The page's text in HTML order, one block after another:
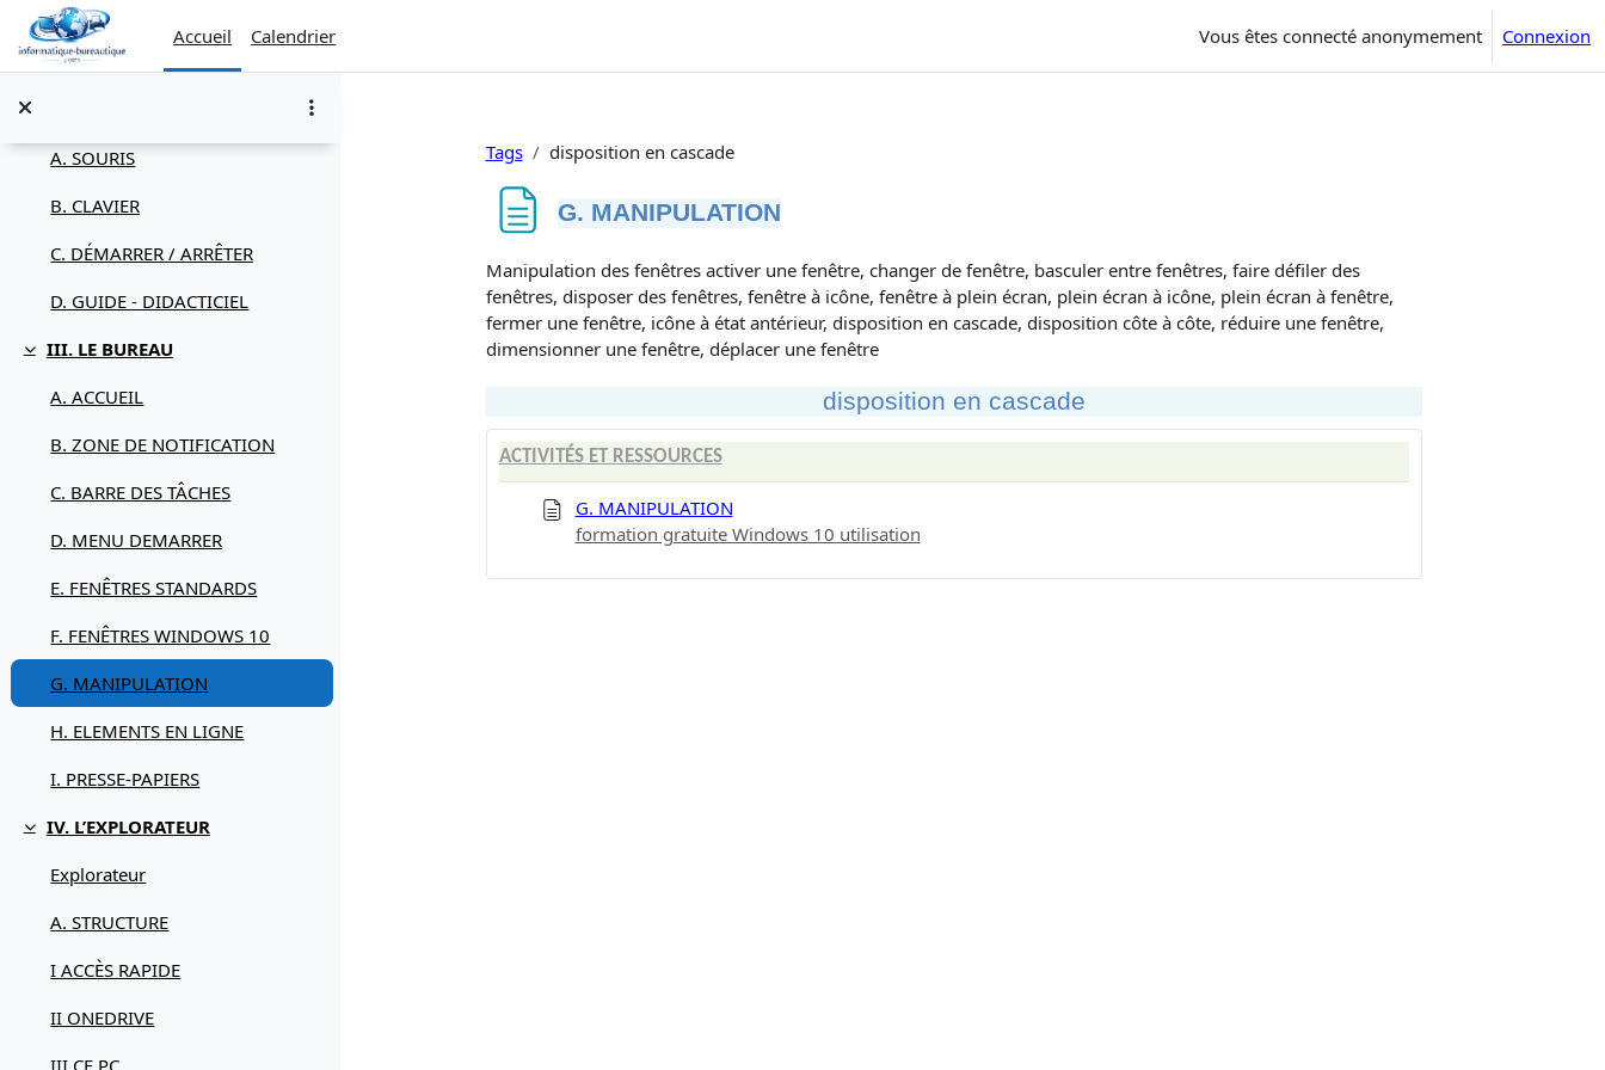
Passer au contenu principal
Accueil
Calendrier Vous êtes connecté anonymement Connexion
A. MATERIEL
B. LOGICIELS
Replier
A. SOURIS
B. CLAVIER
C. DÉMARRER / ARRÊTER
D. GUIDE - DIDACTICIEL
Replier
III. LE BUREAU
A. ACCUEIL
B. ZONE DE NOTIFICATION
C. BARRE DES TÂCHES
D. MENU DEMARRER
E. FENÊTRES STANDARDS
F. FENÊTRES WINDOWS 10
G. MANIPULATION
H. ELEMENTS EN LIGNE
I. PRESSE-PAPIERS
Replier
IV. L’EXPLORATEUR
Explorateur
A. STRUCTURE
I ACCÈS RAPIDE
II ONEDRIVE
Tags disposition en cascade
G. MANIPULATION
Conditions d’achèvement
Manipulation des fenêtres activer une fenêtre, changer de fenêtre, basculer entre fenêtres, faire défiler des
fenêtres, disposer des fenêtres, fenêtre à icône, fenêtre à plein écran, plein écran à icône, plein écran à fenêtre,
fermer une fenêtre, icône à état antérieur, disposition en cascade, disposition côte à côte, réduire une fenêtre,
dimensionner une fenêtre, déplacer une fenêtre
disposition en cascade
ACTIVITÉS ET RESSOURCES
G. MANIPULATION
formation gratuite Windows 10 utilisation